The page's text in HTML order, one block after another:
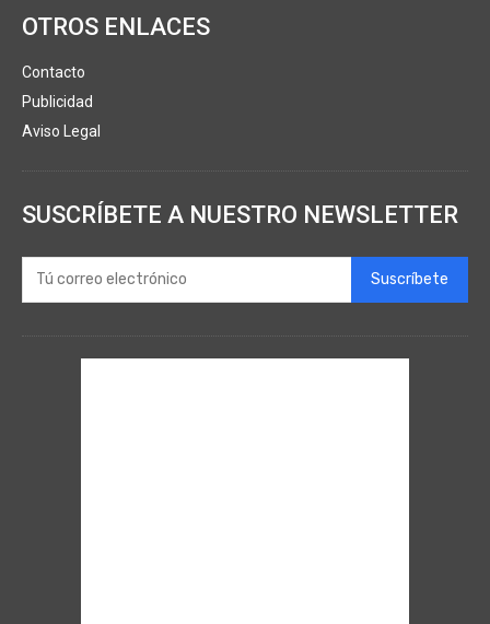
OTROS ENLACES
Contacto
Publicidad
Aviso Legal
SUSCRÍBETE A NUESTRO NEWSLETTER
Suscríbete